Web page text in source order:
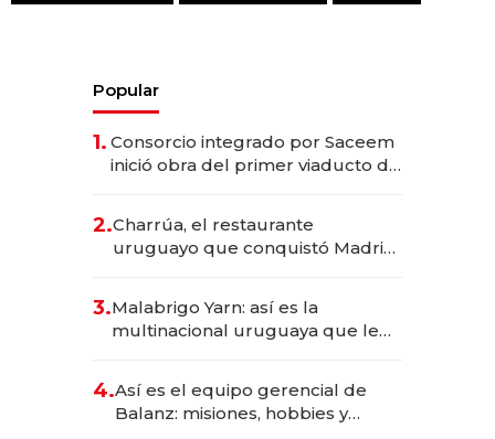
Popular
1. Consorcio integrado por Saceem
inició obra del primer viaducto de
millones
2.Charrúa, el restaurante
uruguayo que conquistó Madrid:
anticipación y prepara apertura
3.Malabrigo Yarn: así es la
multinacional uruguaya que le
4.Así es el equipo gerencial de
Balanz: misiones, hobbies y